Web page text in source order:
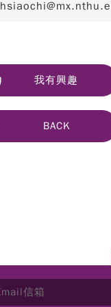
我有興趣
BACK